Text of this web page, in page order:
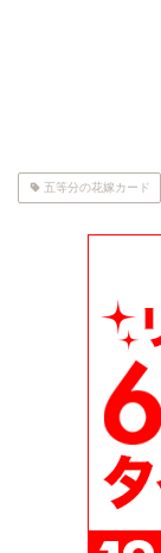
五等分の花嫁カード